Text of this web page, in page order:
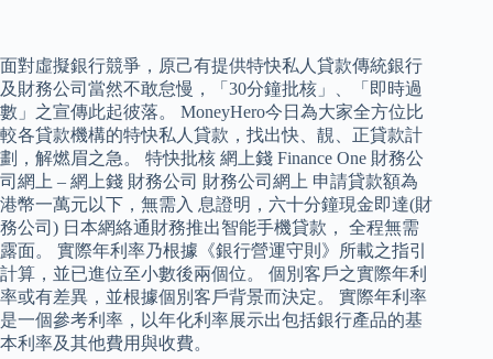
面對虛擬銀行競爭，原己有提供特快私人貸款傳統銀行
及財務公司當然不敢怠慢，「30分鐘批核」、「即時過
數」之宣傳此起彼落。 MoneyHero今日為大家全方位比
較各貸款機構的特快私人貸款，找出快、靚、正貸款計
劃，解燃眉之急。 特快批核 網上錢 Finance One 財務公
司網上 – 網上錢 財務公司 財務公司網上 申請貸款額為
港幣一萬元以下，無需入 息證明，六十分鐘現金即達(財
務公司) 日本網絡通財務推出智能手機貸款， 全程無需
露面。 實際年利率乃根據《銀行營運守則》所載之指引
計算，並已進位至小數後兩個位。 個別客戶之實際年利
率或有差異，並根據個別客戶背景而決定。 實際年利率
是一個參考利率，以年化利率展示出包括銀行產品的基
本利率及其他費用與收費。